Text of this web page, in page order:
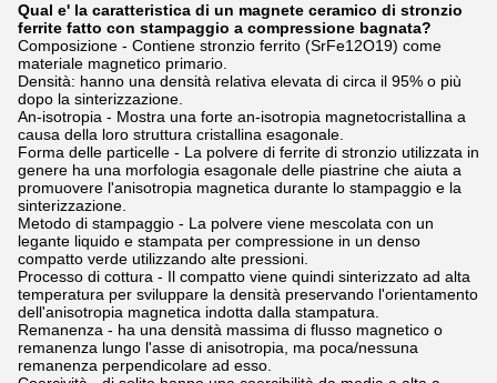
Qual e' la caratteristica di un magnete ceramico di stronzio
ferrite fatto con stampaggio a compressione bagnata?
Composizione - Contiene stronzio ferrito (SrFe12O19) come
materiale magnetico primario.
Densità: hanno una densità relativa elevata di circa il 95% o più
dopo la sinterizzazione.
An-isotropia - Mostra una forte an-isotropia magnetocristallina a
causa della loro struttura cristallina esagonale.
Forma delle particelle - La polvere di ferrite di stronzio utilizzata in
genere ha una morfologia esagonale delle piastrine che aiuta a
promuovere l'anisotropia magnetica durante lo stampaggio e la
sinterizzazione.
Metodo di stampaggio - La polvere viene mescolata con un
legante liquido e stampata per compressione in un denso
compatto verde utilizzando alte pressioni.
Processo di cottura - Il compatto viene quindi sinterizzato ad alta
temperatura per sviluppare la densità preservando l'orientamento
dell'anisotropia magnetica indotta dalla stampatura.
Remanenza - ha una densità massima di flusso magnetico o
remanenza lungo l'asse di anisotropia, ma poca/nessuna
remanenza perpendicolare ad esso.